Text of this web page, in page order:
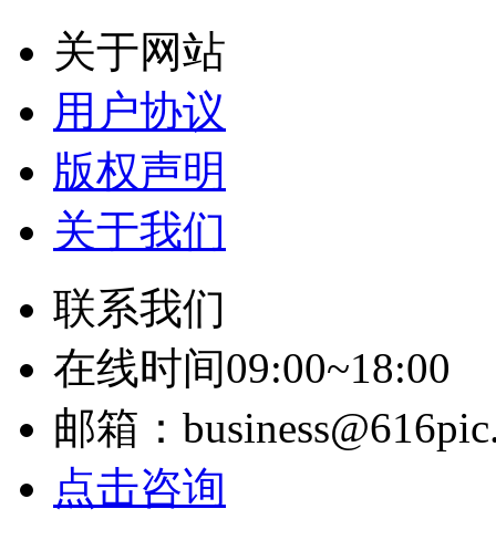
关于网站
用户协议
版权声明
关于我们
联系我们
在线时间09:00~18:00
邮箱：
点击咨询